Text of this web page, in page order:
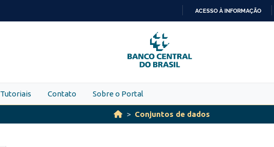
PARA
O
CONTEÚDO
ACESSO À INFORMAÇÃO
Tutoriais Contato Sobre o Portal
Conjuntos de dados